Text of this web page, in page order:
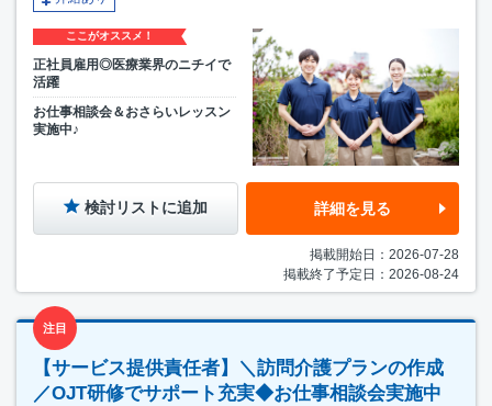
ここがオススメ！
正社員雇用◎医療業界のニチイで
活躍
お仕事相談会＆おさらいレッスン
実施中♪
検討リストに追加 詳細を見る
掲載開始日：2026-07-28
掲載終了予定日：2026-08-24
注目
【サービス提供責任者】＼訪問介護プランの作成
／OJT研修でサポート充実◆お仕事相談会実施中